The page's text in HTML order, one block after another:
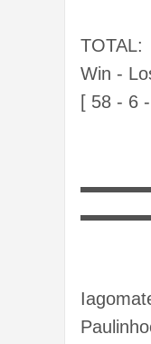
TOTAL:
Win -
[ 58 - 6